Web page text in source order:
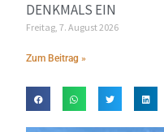
DENKMALS EIN
Freitag, 7. August 2026
Zum Beitrag »